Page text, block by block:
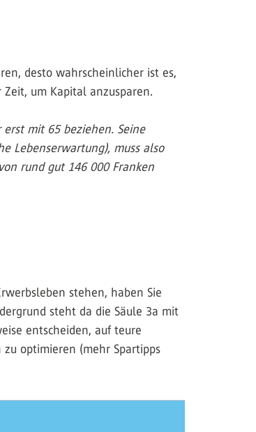
desto wahrscheinlicher ist es,
Zeit, um Kapital anzusparen.
mit 65 beziehen. Seine
Lebenserwartung), muss also
rund gut 146 000 Franken
stehen, haben Sie
steht da die Säule 3a mit
entscheiden, auf teure
optimieren (mehr Spartipps